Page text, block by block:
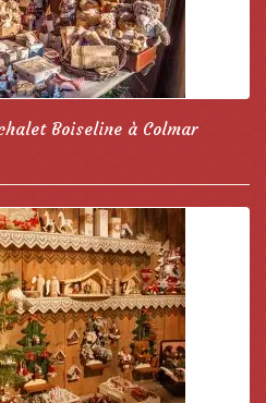
Boiseline à Colmar